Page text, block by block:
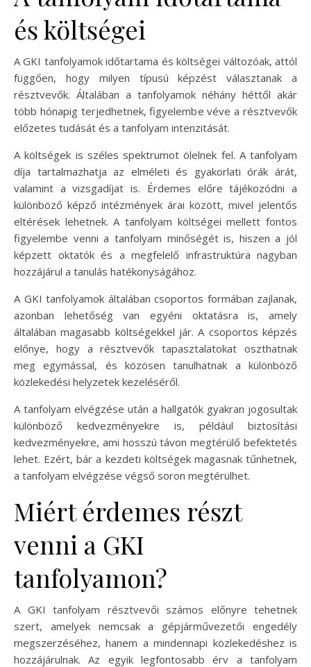
és költségei
A GKI tanfolyamok időtartama és költségei változóak, attól
függően, hogy milyen típusú képzést választanak a
résztvevők. Általában a tanfolyamok néhány héttől akár
több hónapig terjedhetnek, figyelembe véve a résztvevők
előzetes tudását és a tanfolyam intenzitását.
A költségek is széles spektrumot ölelnek fel. A tanfolyam
díja tartalmazhatja az elméleti és gyakorlati órák árát,
valamint a vizsgadíjat is. Érdemes előre tájékozódni a
különböző képző intézmények árai között, mivel jelentős
eltérések lehetnek. A tanfolyam költségei mellett fontos
figyelembe venni a tanfolyam minőségét is, hiszen a jól
képzett oktatók és a megfelelő infrastruktúra nagyban
hozzájárul a tanulás hatékonyságához.
A GKI tanfolyamok általában csoportos formában zajlanak,
azonban lehetőség van egyéni oktatásra is, amely
általában magasabb költségekkel jár. A csoportos képzés
előnye, hogy a résztvevők tapasztalatokat oszthatnak
meg egymással, és közösen tanulhatnak a különböző
közlekedési helyzetek kezeléséről.
A tanfolyam elvégzése után a hallgatók gyakran jogosultak
különböző kedvezményekre is, például biztosítási
kedvezményekre, ami hosszú távon megtérülő befektetés
lehet. Ezért, bár a kezdeti költségek magasnak tűnhetnek,
a tanfolyam elvégzése végső soron megtérülhet.
Miért érdemes részt
venni a GKI
tanfolyamon?
A GKI tanfolyam résztvevői számos előnyre tehetnek
szert, amelyek nemcsak a gépjárművezetői engedély
megszerzéséhez, hanem a mindennapi közlekedéshez is
hozzájárulnak. Az egyik legfontosabb érv a tanfolyam